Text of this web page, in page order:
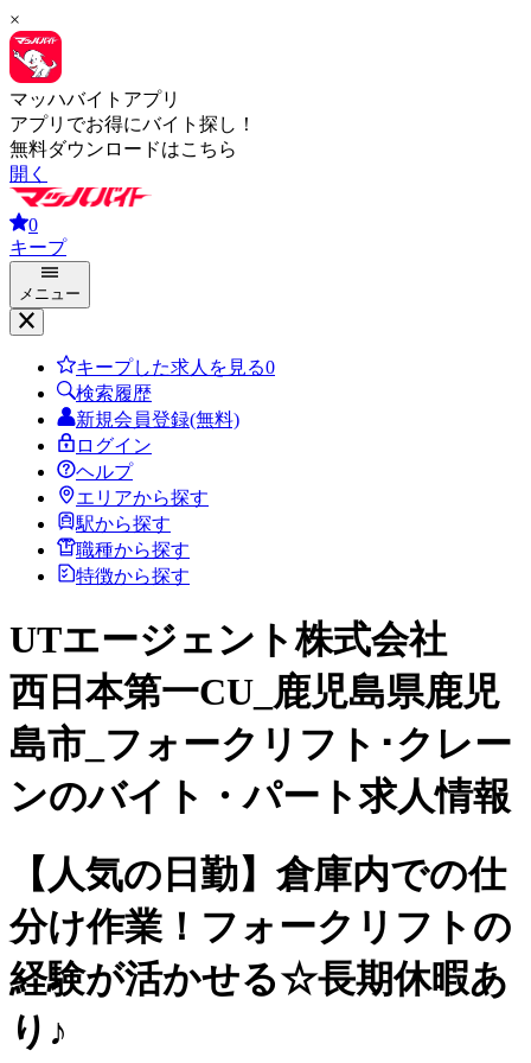
×
マッハバイトアプリ
アプリでお得にバイト探し！
無料ダウンロードはこちら
開く
0
キープ
メニュー
キープした求人を見る0
検索履歴
新規会員登録(無料)
ログイン
ヘルプ
エリアから探す
駅から探す
職種から探す
特徴から探す
UTエージェント株式会社
西日本第一CU_鹿児島県鹿児
島市_フォークリフト･クレー
ンのバイト・パート求人情報
【人気の日勤】倉庫内での仕
分け作業！フォークリフトの
経験が活かせる☆長期休暇あ
り♪